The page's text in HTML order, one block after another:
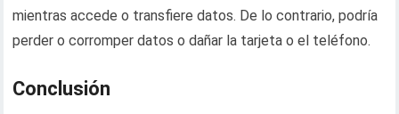
mientras accede o transfiere datos. De lo contrario, podría
perder o corromper datos o dañar la tarjeta o el teléfono.
Conclusión